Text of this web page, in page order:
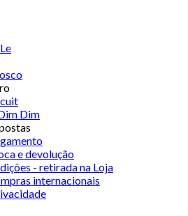
Dim
e devolução
- retirada na Loja
internacionais